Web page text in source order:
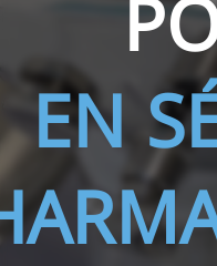
THS/PH21N-FB
EN